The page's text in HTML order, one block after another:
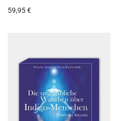
Bewertet mit
59,95€